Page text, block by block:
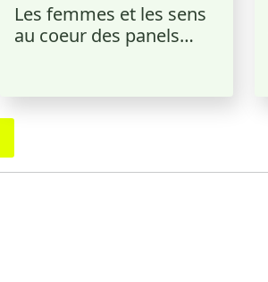
Les femmes et les sens
au coeur des panels…